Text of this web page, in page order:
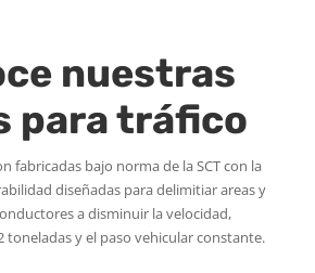
nuestras
para tráfico
fabricadas bajo norma de la SCT con la
diseñadas para delimitiar areas y
a disminuir la velocidad,
toneladas y el paso vehicular constante.